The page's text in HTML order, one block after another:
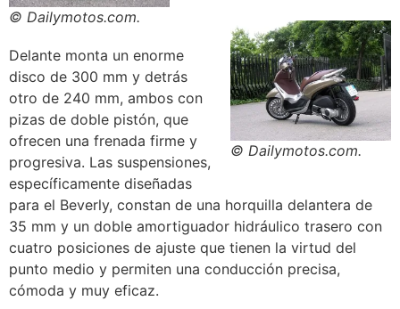
© Dailymotos.com.
© Dailymotos.com.
Delante monta un enorme
disco de 300 mm y detrás
otro de 240 mm, ambos con
pizas de doble pistón, que
ofrecen una frenada firme y
progresiva. Las suspensiones,
específicamente diseñadas
para el Beverly, constan de una horquilla delantera de
35 mm y un doble amortiguador hidráulico trasero con
cuatro posiciones de ajuste que tienen la virtud del
punto medio y permiten una conducción precisa,
cómoda y muy eficaz.